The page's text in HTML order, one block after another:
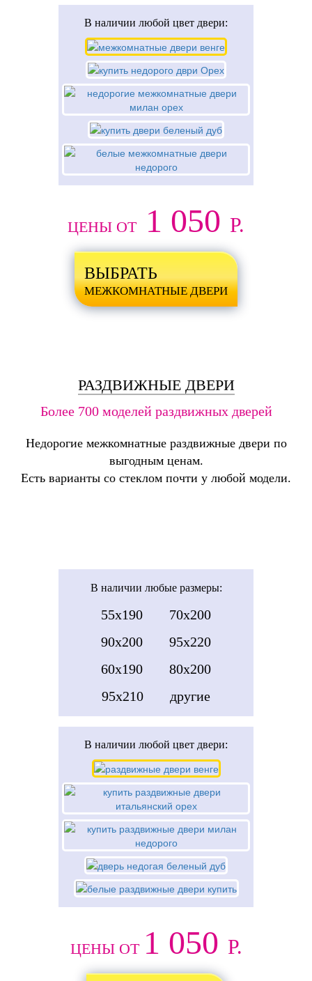
В наличии любой цвет двери:
ЦЕНЫ ОТ 1 050 Р.
ВЫБРАТЬ
МЕЖКОМНАТНЫЕ ДВЕРИ
РАЗДВИЖНЫЕ ДВЕРИ
Более 700 моделей раздвижных дверей
Недорогие межкомнатные раздвижные двери по
выгодным ценам.
Есть варианты со стеклом почти у любой модели.
В наличии любые размеры:
55x190
70x200
90x200
95x220
60x190
80x200
95x210
другие
В наличии любой цвет двери:
ЦЕНЫ ОТ 1 050 Р.